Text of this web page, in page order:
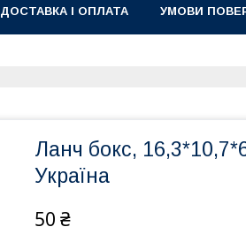
ДОСТАВКА І ОПЛАТА УМОВИ
Ланч бокс,
Україна
50 ₴